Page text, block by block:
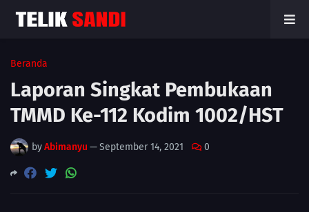
Beranda
Laporan Singkat Pembukaan
TMMD Ke-112 Kodim 1002/HST
byAbimanyu —September 14, 2021 0